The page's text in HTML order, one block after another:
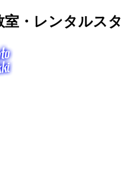
室・レンタルス